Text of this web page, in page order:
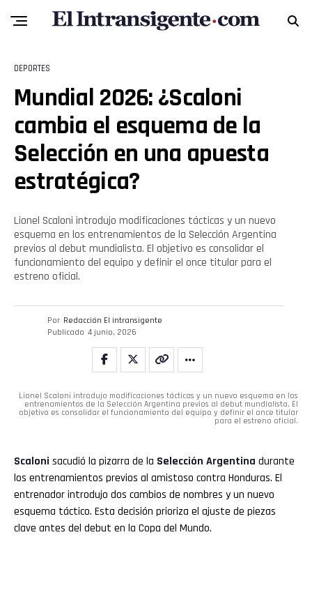
DEPORTES
Mundial 2026: ¿Scaloni
cambia el esquema de la
Selección en una apuesta
estratégica?
Lionel Scaloni introdujo modificaciones tácticas y un nuevo
esquema en los entrenamientos de la Selección Argentina
previos al debut mundialista. El objetivo es consolidar el
funcionamiento del equipo y definir el once titular para el
estreno oficial.
Por Redacción El intransigente
Publicado 4 junio, 2026
Lionel Scaloni introdujo modificaciones tácticas y un nuevo esquema en los
entrenamientos de la Selección Argentina previos al debut mundialista. El
objetivo es consolidar el funcionamiento del equipo y definir el once titular
para el estreno oficial.
Scaloni sacudió la pizarra de la Selección Argentina durante
los entrenamientos previos al amistoso contra Honduras. El
entrenador introdujo dos cambios de nombres y un nuevo
esquema táctico. Esta decisión prioriza el ajuste de piezas
clave antes del debut en la Copa del Mundo.
Pinterest
Email